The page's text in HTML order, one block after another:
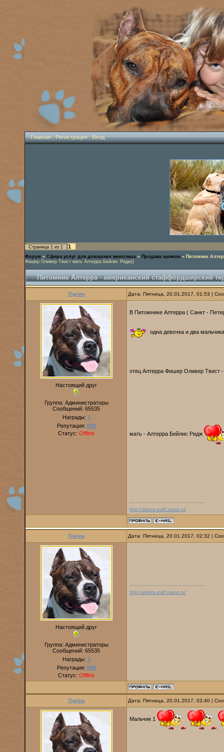
Главная|Регистрация|Вход
Страница 1 из 1 1
Форум » Сфера услуг для домашних животных » Продажа щенков » Питомник
Фишер Оливер Твист мать Алтерра Бейлис Ридж))
Питомник Алтерра - американский стаффордширский
Tigrino Дата: Пятница, 20.01.2017, 01:53 |
Настоящий друг
Группа: Администраторы
Сообщений: 65535
Награды: 3
Репутация: 890
Статус: Offline
В Питомнике Алтерра ( Санкт -
одна девочка и два
отец Алтерра Фишер Оливер Твист
мать - Алтерра Бейлис Ридж
http://alterra-staff.narod.ru/
Tigrino Дата: Пятница, 20.01.2017, 02:32 |
Настоящий друг
Группа: Администраторы
Сообщений: 65535
Награды: 3
Репутация: 890
Статус: Offline
http://alterra-staff.narod.ru/
Tigrino Дата: Пятница, 20.01.2017, 03:40 |
Мальчик 1